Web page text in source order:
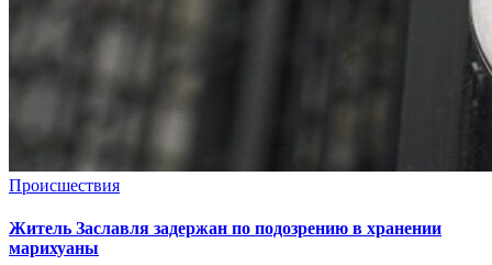
Происшествия
Житель Заславля задержан по подозрению в хранении
марихуаны